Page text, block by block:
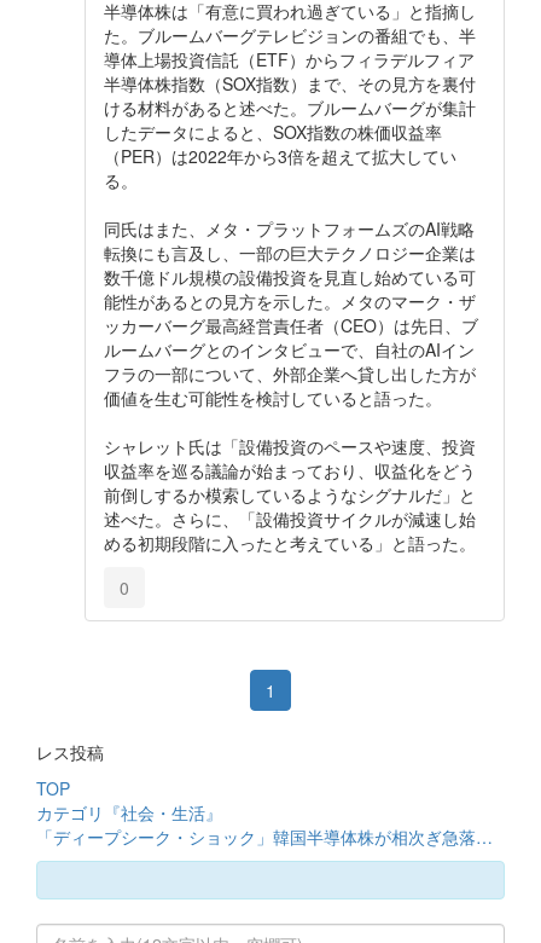
半導体株は「有意に買われ過ぎている」と指摘し
た。ブルームバーグテレビジョンの番組でも、半
導体上場投資信託（ETF）からフィラデルフィア
半導体株指数（SOX指数）まで、その見方を裏付
ける材料があると述べた。ブルームバーグが集計
したデータによると、SOX指数の株価収益率
（PER）は2022年から3倍を超えて拡大してい
る。
同氏はまた、メタ・プラットフォームズのAI戦略
転換にも言及し、一部の巨大テクノロジー企業は
数千億ドル規模の設備投資を見直し始めている可
能性があるとの見方を示した。メタのマーク・ザ
ッカーバーグ最高経営責任者（CEO）は先日、ブ
ルームバーグとのインタビューで、自社のAIイン
フラの一部について、外部企業へ貸し出した方が
価値を生む可能性を検討していると語った。
シャレット氏は「設備投資のペースや速度、投資
収益率を巡る議論が始まっており、収益化をどう
前倒しするか模索しているようなシグナルだ」と
述べた。さらに、「設備投資サイクルが減速し始
める初期段階に入ったと考えている」と語った。
0
1
レス投稿
TOP
カテゴリ『社会・生活』
「ディープシーク・ショック」韓国半導体株が相次ぎ急落…